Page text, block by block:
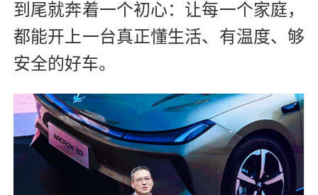
到尾就奔着一个初心：让每一个家庭，
都能开上一台真正懂生活、有温度、够
安全的好车。